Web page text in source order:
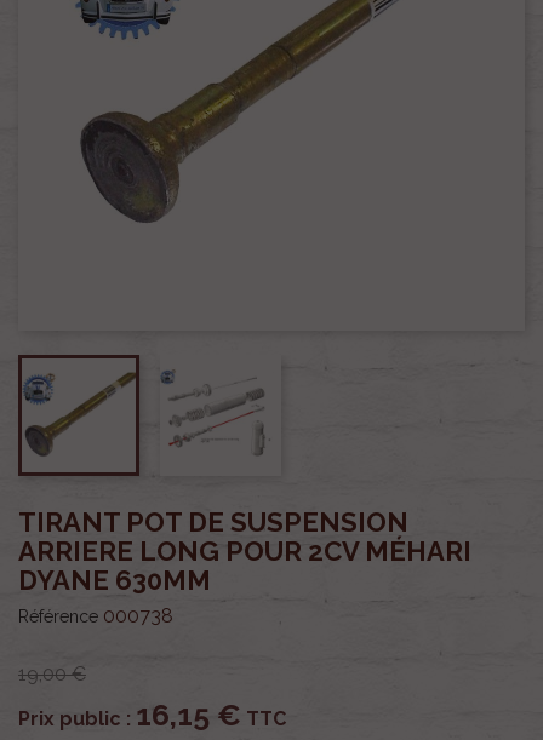
TIRANT POT DE SUSPENSION
ARRIERE LONG POUR 2CV MÉHARI
DYANE 630MM
Référence 000738
19,00 €
Prix public : 16,15 € TTC